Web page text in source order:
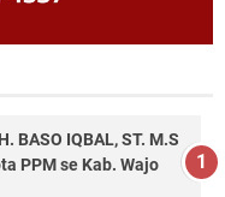
BASO IQBAL, ST. M.S
PPM se Kab. Wajo